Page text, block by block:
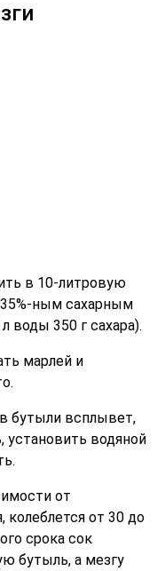
в 10-литровую
ным сахарным
воды 350 г сахара).
марлей и
бутыли всплывет,
водяной
от
от 30 до
срока сок
бутыль, а мезгу